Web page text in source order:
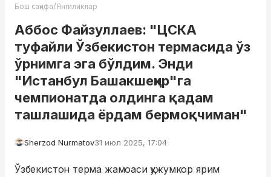
Бош саҳифа/Янгиликлар
Аббос Файзуллаев: "ЦСКА
туфайли Ўзбекистон термасида ўз
ўрнимга эга бўлдим. Энди
"Истанбул Башакшеҳир"га
чемпионатда олдинга қадам
ташлашида ёрдам бермоқчиман"
Sherzod Nurmatov31 июл 2025, 17:04
Ўзбекистон терма жамоаси ҳужумкор ярим